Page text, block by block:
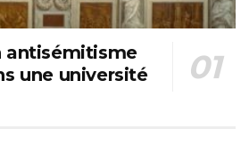
antisémitisme
une université